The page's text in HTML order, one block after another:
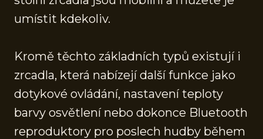
umístit kdekoliv.
Kromě těchto základních typů existují i
zrcadla, která nabízejí další funkce jako
dotykové ovládání, nastavení teploty
barvy osvětlení nebo dokonce Bluetooth
reproduktory pro poslech hudby během